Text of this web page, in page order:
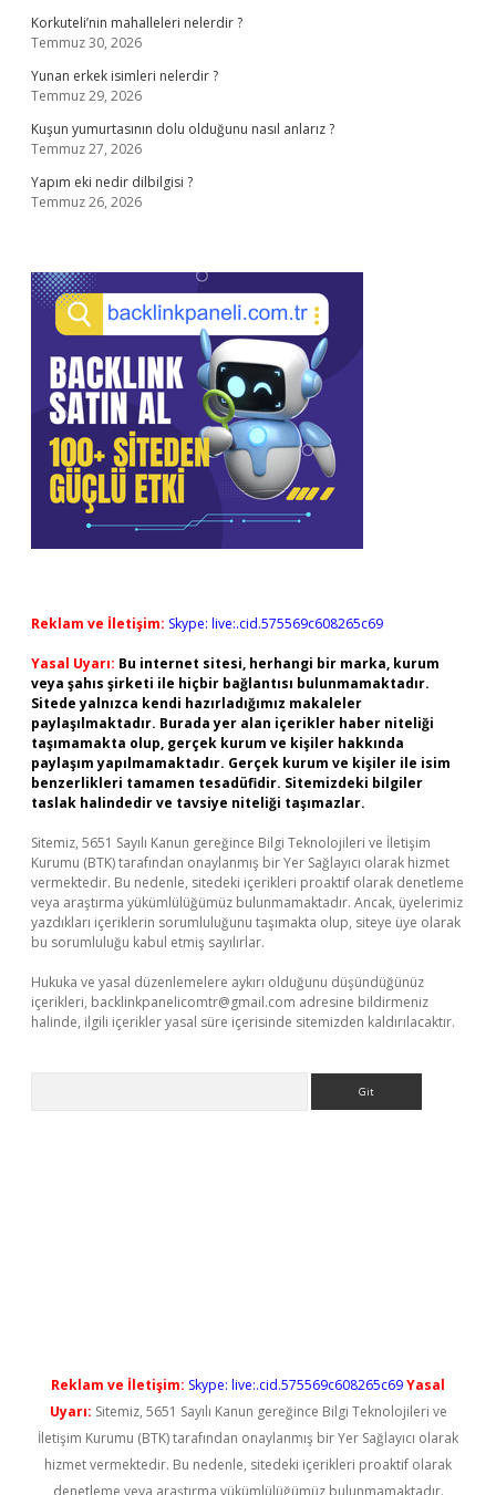
Korkuteli’nin mahalleleri nelerdir ?
Temmuz 30, 2026
Yunan erkek isimleri nelerdir ?
Temmuz 29, 2026
Kuşun yumurtasının dolu olduğunu nasıl anlarız ?
Temmuz 27, 2026
Yapım eki nedir dilbilgisi ?
Temmuz 26, 2026
Reklam ve İletişim: Skype: live:.cid.575569c608265c69
Yasal Uyarı: Bu internet sitesi, herhangi bir marka, kurum
veya şahıs şirketi ile hiçbir bağlantısı bulunmamaktadır.
Sitede yalnızca kendi hazırladığımız makaleler
paylaşılmaktadır. Burada yer alan içerikler haber niteliği
taşımamakta olup, gerçek kurum ve kişiler hakkında
paylaşım yapılmamaktadır. Gerçek kurum ve kişiler ile isim
benzerlikleri tamamen tesadüfidir. Sitemizdeki bilgiler
taslak halindedir ve tavsiye niteliği taşımazlar.
Sitemiz, 5651 Sayılı Kanun gereğince Bilgi Teknolojileri ve İletişim
Kurumu (BTK) tarafından onaylanmış bir Yer Sağlayıcı olarak hizmet
vermektedir. Bu nedenle, sitedeki içerikleri proaktif olarak denetleme
veya araştırma yükümlülüğümüz bulunmamaktadır. Ancak, üyelerimiz
yazdıkları içeriklerin sorumluluğunu taşımakta olup, siteye üye olarak
bu sorumluluğu kabul etmiş sayılırlar.
Hukuka ve yasal düzenlemelere aykırı olduğunu düşündüğünüz
içerikleri, backlinkpanelicomtr@gmail.com adresine bildirmeniz
halinde, ilgili içerikler yasal süre içerisinde sitemizden kaldırılacaktır.
Reklam ve İletişim: Skype: live:.cid.575569c608265c69Yasal
Uyarı: Sitemiz, 5651 Sayılı Kanun gereğince Bilgi Teknolojileri ve
İletişim Kurumu (BTK) tarafından onaylanmış bir Yer Sağlayıcı olarak
hizmet vermektedir. Bu nedenle, sitedeki içerikleri proaktif olarak
denetleme veya araştırma yükümlülüğümüz bulunmamaktadır.